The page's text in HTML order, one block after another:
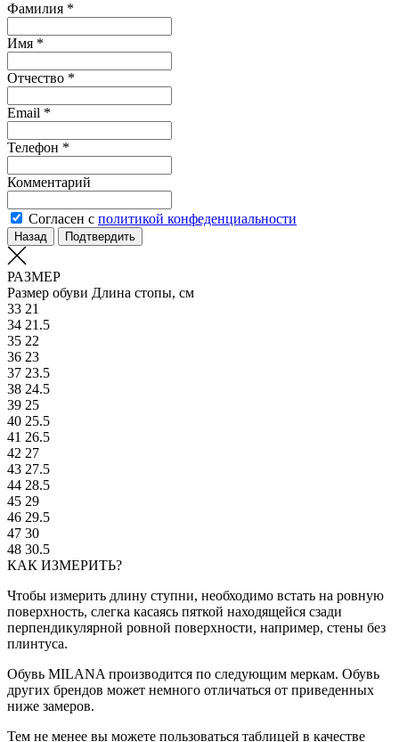
Фамилия *
Имя *
Отчество *
Email *
Телефон *
Комментарий
Согласен с политикой конфеденциальности
Назад Подтвердить
РАЗМЕР
Размер обуви Длина стопы, см
33 21
34 21.5
35 22
36 23
37 23.5
38 24.5
39 25
40 25.5
41 26.5
42 27
43 27.5
44 28.5
45 29
46 29.5
47 30
48 30.5
КАК ИЗМЕРИТЬ?
Чтобы измерить длину ступни, необходимо встать на ровную
поверхность, слегка касаясь пяткой находящейся сзади
перпендикулярной ровной поверхности, например, стены без
плинтуса.
Обувь MILANA производится по следующим меркам. Обувь
других брендов может немного отличаться от приведенных
ниже замеров.
Тем не менее вы можете пользоваться таблицей в качестве